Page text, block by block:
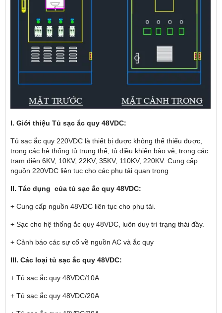
I. Giới thiệu Tủ sạc ắc quy 48VDC:
Tủ sạc ắc quy 220VDC là thiết bị được không thể thiếu được,
trong các hệ thống tủ trung thế, tủ điều khiển bảo vệ, trong các
trạm điện 6KV, 10KV, 22KV, 35KV, 110KV, 220KV. Cung cấp
nguồn 220VDC liên tục cho các phụ tải quan trọng
II. Tác dụng của tủ sạc ắc quy 48VDC:
+ Cung cấp nguồn 48VDC liên tục cho phụ tải.
+ Sạc cho hệ thống ắc quy 48VDC, luôn duy trì trạng thái đầy.
+ Cảnh báo các sự cố về nguồn AC và ắc quy
III. Các loại tủ sạc ắc quy 48VDC:
+ Tủ sạc ắc quy 48VDC/10A
+ Tủ sạc ắc quy 48VDC/20A